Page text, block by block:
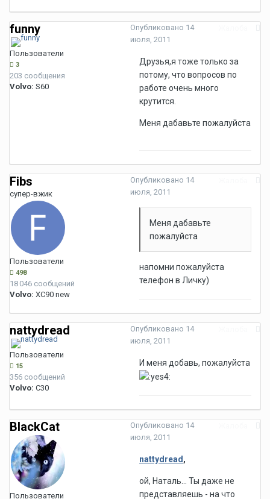
funny
Пользователи
3
203 сообщения
Volvo: S60
Опубликовано 14
июля, 2011
Друзья,я тоже только за
потому, что вопросов по
работе очень много
крутится.
Меня дабавьте пожалуйста
Fibs
супер-вжик
Пользователи
498
18 046 сообщений
Volvo: XC90 new
Опубликовано 14
июля, 2011
Меня дабавьте
пожалуйста
напомни пожалуйста
телефон в Личку)
nattydread
Пользователи
15
356 сообщений
Volvo: C30
Опубликовано 14
июля, 2011
И меня добавь, пожалуйста
BlackCat
Пользователи
Опубликовано 14
июля, 2011
nattydread ,
ой, Наталь... Ты даже не
представляешь - на что